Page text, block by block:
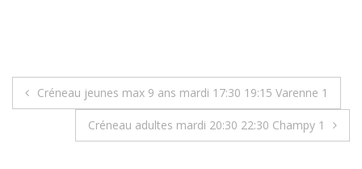
Navigation
Créneau jeunes max 9 ans mardi 17:30 19:15 Varenne 1
Créneau adultes mardi 20:30 22:30 Champy 1